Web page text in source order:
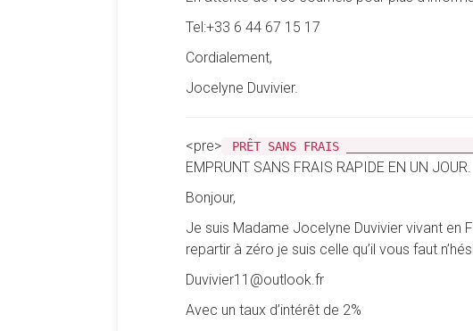
Tel:+33 6 44 67 15 17
Cordialement,
Jocelyne Duvivier.
<pre> PRÊT SANS FRAIS
EMPRUNT SANS FRAIS RAPIDE EN UN JOUR.
Bonjour,
Je suis Madame Jocelyne Duvivier vivant en
repartir à zéro je suis celle qu’il vous faut
Duvivier11@outlook.fr
Avec un taux d’intérêt de 2%